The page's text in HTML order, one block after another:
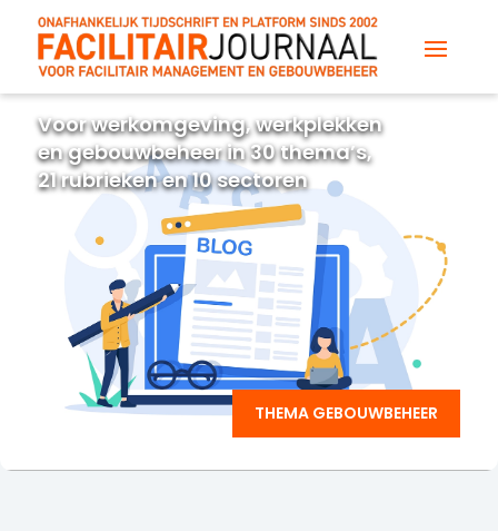
Voor werkomgeving, werkplekken
en gebouwbeheer in 30 thema’s,
21 rubrieken en 10 sectoren
THEMA GEBOUWBEHEER